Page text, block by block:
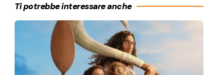
Ti potrebbe interessare anche